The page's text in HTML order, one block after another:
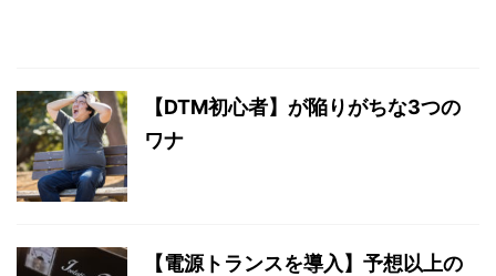
【DTM初心者】が陥りがちな3つの
ワナ
【電源トランスを導入】予想以上の